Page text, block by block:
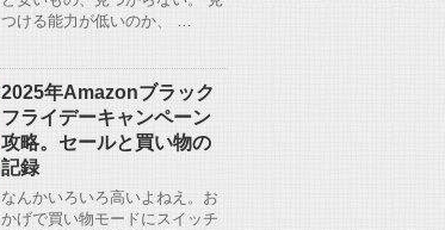
つける能力が低いのか、 …
2025年Amazonブラック
フライデーキャンペーン
攻略。セールと買い物の
記録
なんかいろいろ高いよねえ。お
かげで買い物モードにスイッチ